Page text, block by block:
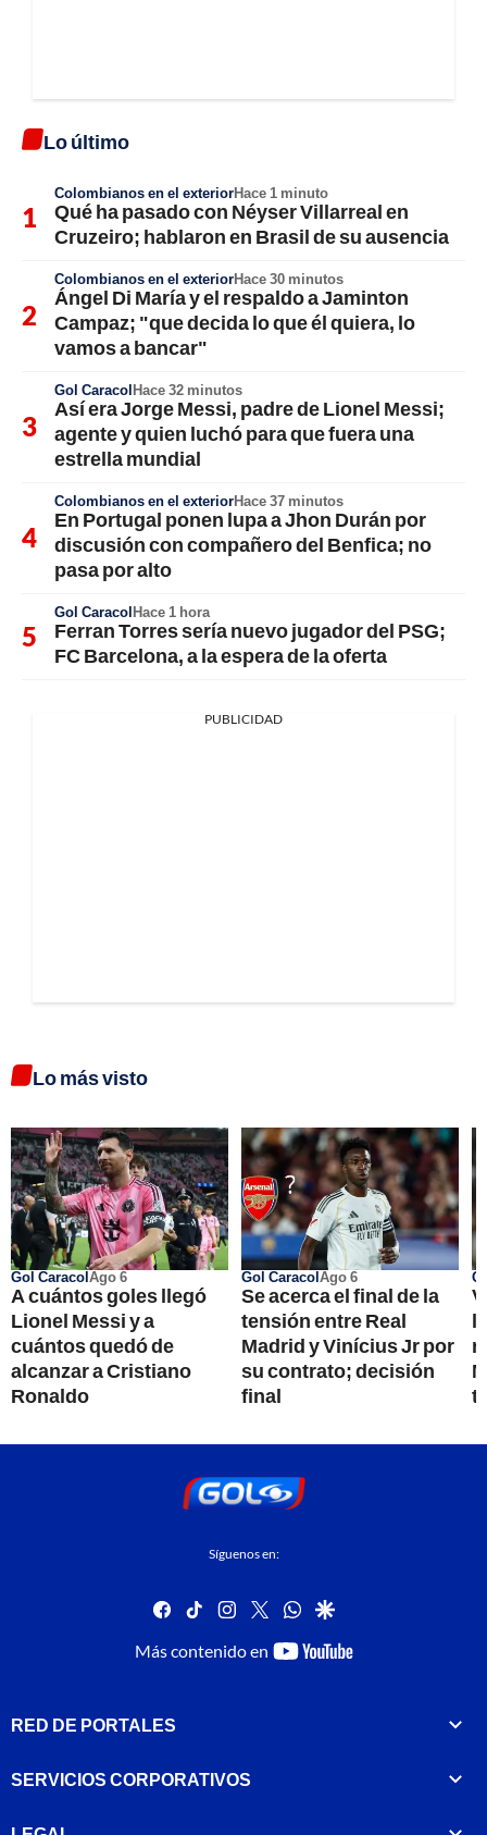
Lo último
Colombianos en el exteriorHace 1 minuto
Qué ha pasado con Néyser Villarreal en
Cruzeiro; hablaron en Brasil de su ausencia
Colombianos en el exteriorHace 30 minutos
Ángel Di María y el respaldo a Jaminton
Campaz; "que decida lo que él quiera, lo
vamos a bancar"
Gol CaracolHace 32 minutos
Así era Jorge Messi, padre de Lionel Messi;
agente y quien luchó para que fuera una
estrella mundial
Colombianos en el exteriorHace 37 minutos
En Portugal ponen lupa a Jhon Durán por
discusión con compañero del Benfica; no
pasa por alto
Gol CaracolHace 1 hora
Ferran Torres sería nuevo jugador del PSG;
FC Barcelona, a la espera de la oferta
PUBLICIDAD
Lo más visto
Gol CaracolAgo 6
A cuántos goles llegó
Lionel Messi y a
cuántos quedó de
alcanzar a Cristiano
Ronaldo
Gol CaracolAgo 6
Se acerca el final de la
tensión entre Real
Madrid y Vinícius Jr por
su contrato; decisión
final
Síguenos en:
facebook
tiktok instagram
twitterwhatsapp
google
Más contenido en
youtube-
RED DE PORTALES
SERVICIOS CORPORATIVOS